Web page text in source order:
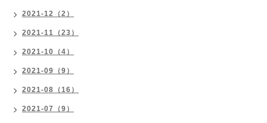
2021-12（2）
2021-11（23）
2021-10（4）
2021-09（9）
2021-08（16）
2021-07（9）